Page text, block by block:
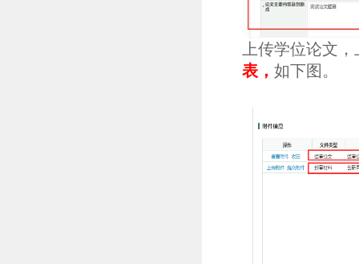
上传学位论文
表， 如下图。